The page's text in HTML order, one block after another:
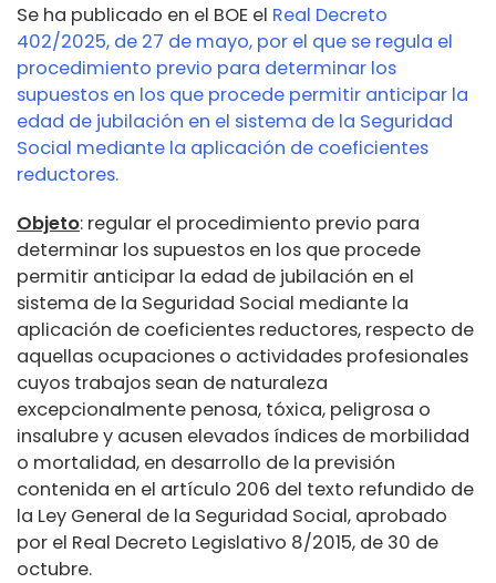
Se ha publicado en el BOE el Real Decreto
402/2025, de 27 de mayo, por el que se regula el
procedimiento previo para determinar los
supuestos en los que procede permitir anticipar la
edad de jubilación en el sistema de la Seguridad
Social mediante la aplicación de coeficientes
reductores.
Objeto: regular el procedimiento previo para
determinar los supuestos en los que procede
permitir anticipar la edad de jubilación en el
sistema de la Seguridad Social mediante la
aplicación de coeficientes reductores, respecto de
aquellas ocupaciones o actividades profesionales
cuyos trabajos sean de naturaleza
excepcionalmente penosa, tóxica, peligrosa o
insalubre y acusen elevados índices de morbilidad
o mortalidad, en desarrollo de la previsión
contenida en el artículo 206 del texto refundido de
la Ley General de la Seguridad Social, aprobado
por el Real Decreto Legislativo 8/2015, de 30 de
octubre.